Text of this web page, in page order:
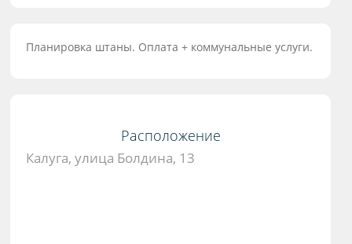
Планировка штаны. Оплата + коммунальные услуги.
Расположение
Калуга, улица Болдина, 13